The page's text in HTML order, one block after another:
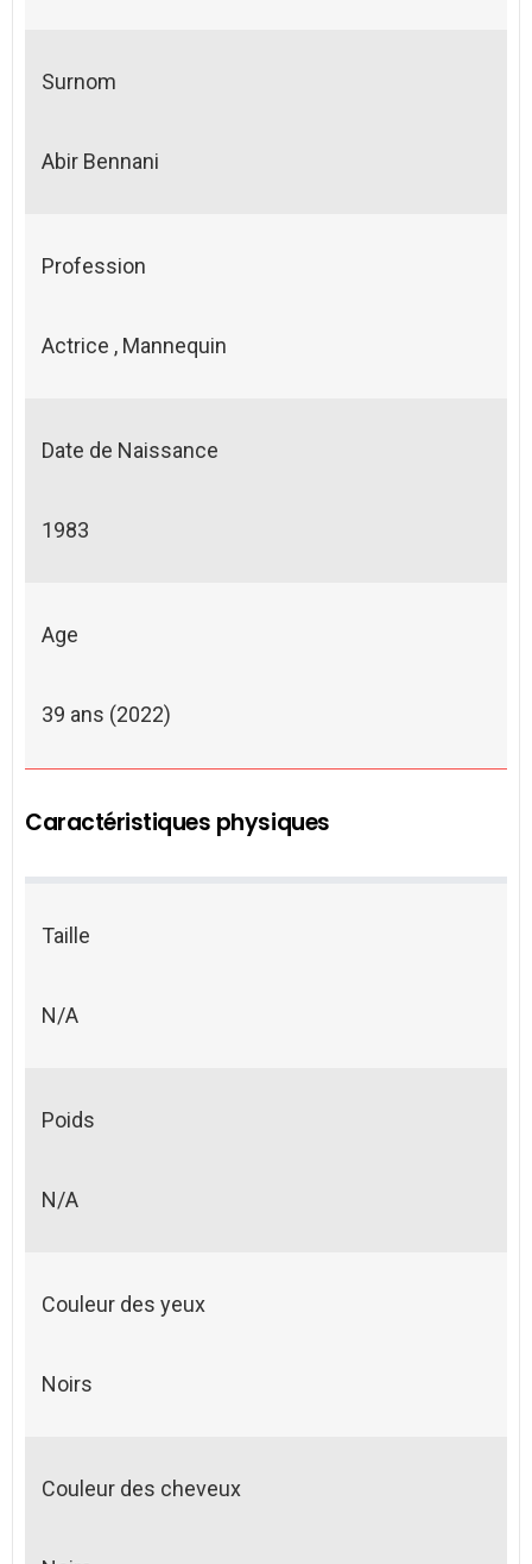
Surnom
Abir Bennani
Profession
Actrice , Mannequin
Date de Naissance
1983
Age
39 ans (2022)
Caractéristiques physiques
Taille
N/A
Poids
N/A
Couleur des yeux
Noirs
Couleur des cheveux